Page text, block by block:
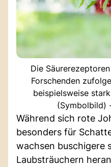
Die
Forschenden
beispielsweise
(Symbolbild)
Während sich rote
besonders für
wachsen buschigere
Laubsträuchern